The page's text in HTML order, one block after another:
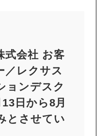
式会社 お客
／レクサス
ョンデスク
日から8月
とさせてい